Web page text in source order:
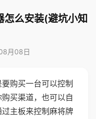
怎么安装(避坑小知
月08日
购买一台可以控制
买渠道，也可以自
主板来控制麻将牌